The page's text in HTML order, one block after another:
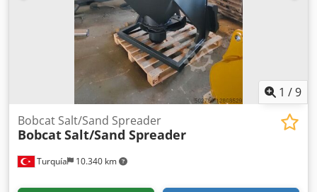
1 /9
Turquía 10.340 km
Bobcat Salt/Sand Spreader
BobcatSalt/Sand Spreader